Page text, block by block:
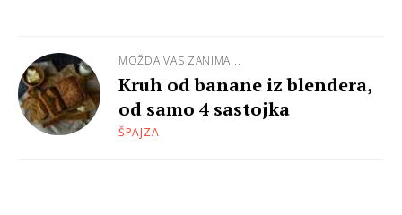
MOŽDA VAS ZANIMA...
Kruh od banane iz blendera,
od samo 4 sastojka
ŠPAJZA